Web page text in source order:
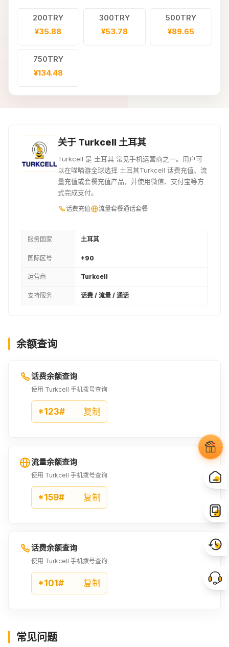
200TRY
¥35.88
300TRY
¥53.78
500TRY
¥89.65
750TRY
¥134.48
关于 Turkcell 土耳其
Turkcell 是 土耳其 常见手机运营商之一。用户可
以在喵喵游全球选择 土耳其Turkcell 话费充值、流
量充值或套餐充值产品，并使用微信、支付宝等方
式完成支付。
话费充值 流量套餐通话套餐
服务国家 土耳其
国际区号 +90
运营商 Turkcell
支持服务 话费 / 流量 / 通话
余额查询
话费余额查询
使用 Turkcell 手机拨号查询
*123# 复制
流量余额查询
使用 Turkcell 手机拨号查询
*159# 复制
话费余额查询
使用 Turkcell 手机拨号查询
*101# 复制
常见问题